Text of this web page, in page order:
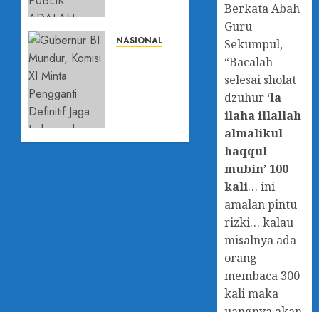
JANTUNG
NASIONAL
Berkata Abah
Guru
Sekumpul,
“Bacalah
selesai sholat
dzuhur ‘la
ilaha illallah
almalikul
haqqul
mubin’ 100
kali… ini
amalan pintu
rizki… kalau
misalnya ada
orang
membaca 300
kali maka